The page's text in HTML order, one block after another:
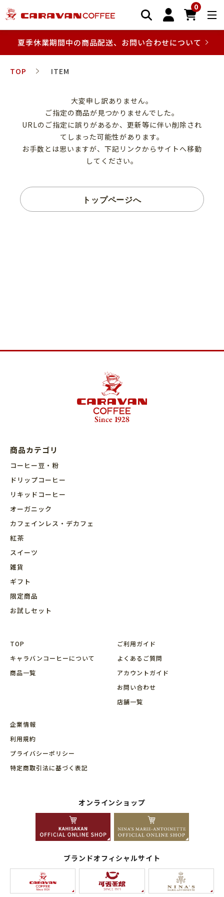
0
夏季休業期間中の商品配送、お問い合わせについて
TOP ITEM
大変申し訳ありません。
ご指定の商品が見つかりませんでした。
URLのご指定に誤りがあるか、更新等に伴い削除され
てしまった可能性があります。
お手数とは思いますが、下記リンクからサイトへ移動
してください。
トップページへ
商品カテゴリ
コーヒー豆・粉
ドリップコーヒー
リキッドコーヒー
オーガニック
カフェインレス・デカフェ
紅茶
スイーツ
雑貨
ギフト
限定商品
お試しセット
TOP
キャラバンコーヒーについて
商品⼀覧
ご利用ガイド
よくあるご質問
アカウントガイド
お問い合わせ
店舗⼀覧
企業情報
利用規約
プライバシーポリシー
特定商取引法に基づく表記
オンラインショップ
ブランドオフィシャルサイト